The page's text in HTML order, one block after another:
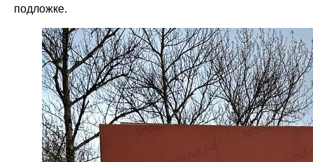
подложке.